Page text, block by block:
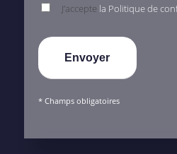
J’accepte la Politique de
* Champs obligatoires